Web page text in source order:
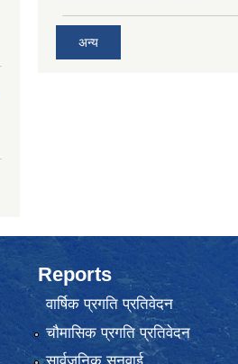
अन्य
Reports
वार्षिक प्रगति प्रतिवेदन
चौमासिक प्रगति प्रतिवेदन